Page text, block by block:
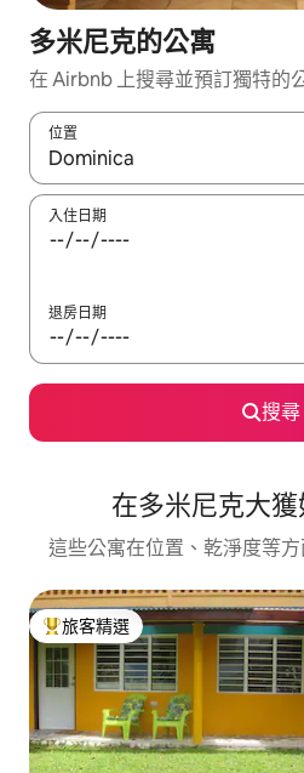
多米尼克的公寓
在 Airbnb 上搜尋並預訂獨特的
位置
如有搜尋結果，瀏覽內容時請使
入住日期
退房日期
搜尋
在多米尼克大
這些公寓在位置、乾淨度等
旅客精選榜首
旅客精選